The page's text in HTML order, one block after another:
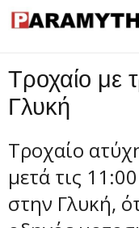
Τεχνολογία
Ροή
Επικοινωνία
Τροχαίο με
Γλυκή
Τροχαίο
μετά τις
στην Γλυκή,